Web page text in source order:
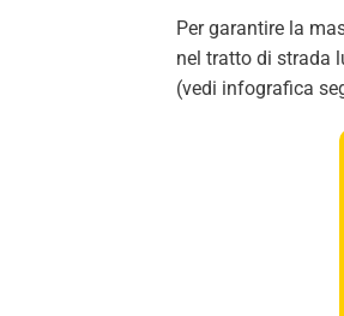
Per garantire la
nel tratto di strada
(vedi infografica